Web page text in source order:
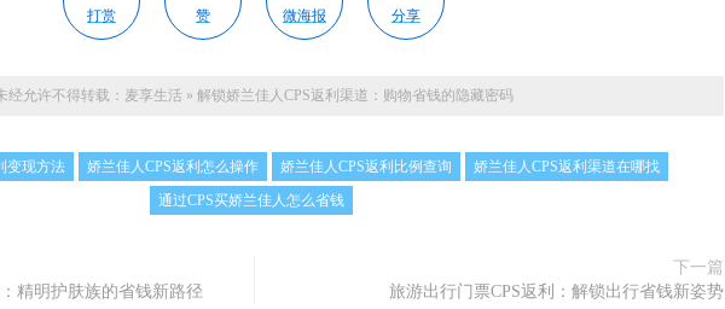
打赏 赞 微海报 分享
经允许不得转载： 麦享生活 » 解锁娇兰佳人CPS返利渠道：购物省钱的隐藏密码
变现方法 娇兰佳人CPS返利怎么操作 娇兰佳人CPS返利比例查询
娇兰佳人CPS返利渠道在哪找
通过CPS买娇兰佳人怎么省钱
精明护肤族的省钱新路径
下一篇
旅游出行门票CPS返利：解锁出行省钱新姿势